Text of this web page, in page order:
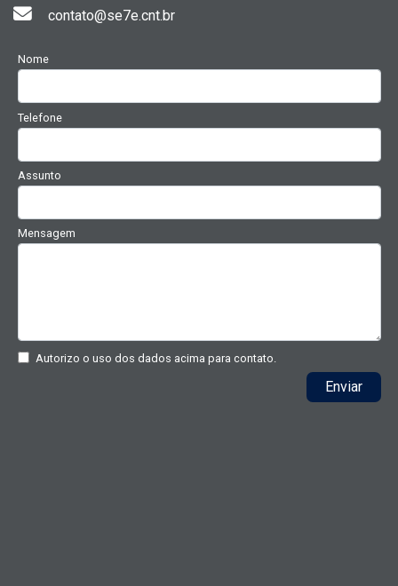
contato@se7e.cnt.br
Nome
Telefone
Assunto
Mensagem
Autorizo o uso dos dados acima para contato.
Enviar